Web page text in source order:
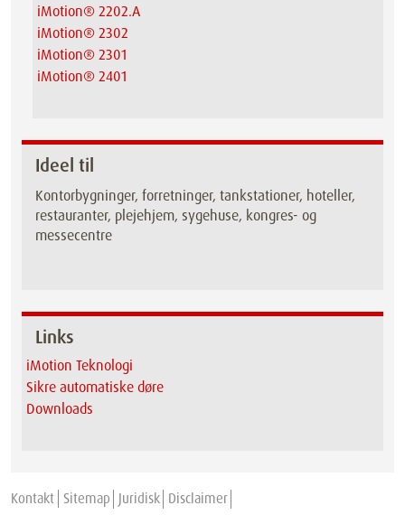
iMotion® 2202.A
iMotion® 2302
iMotion® 2301
iMotion® 2401
Ideel til
Kontorbygninger, forretninger, tankstationer, hoteller,
restauranter, plejehjem, sygehuse, kongres- og
messecentre
Links
iMotion Teknologi
Sikre automatiske døre
Downloads
Kontakt Sitemap Juridisk Disclaimer